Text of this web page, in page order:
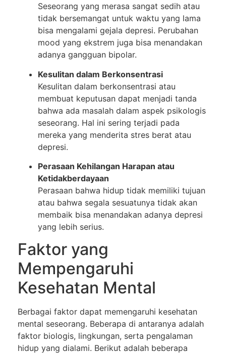
Seseorang yang merasa sangat sedih atau
tidak bersemangat untuk waktu yang lama
bisa mengalami gejala depresi. Perubahan
mood yang ekstrem juga bisa menandakan
adanya gangguan bipolar.
Kesulitan dalam Berkonsentrasi
Kesulitan dalam berkonsentrasi atau
membuat keputusan dapat menjadi tanda
bahwa ada masalah dalam aspek psikologis
seseorang. Hal ini sering terjadi pada
mereka yang menderita stres berat atau
depresi.
Perasaan Kehilangan Harapan atau
Ketidakberdayaan
Perasaan bahwa hidup tidak memiliki tujuan
atau bahwa segala sesuatunya tidak akan
membaik bisa menandakan adanya depresi
yang lebih serius.
Faktor yang
Mempengaruhi
Kesehatan Mental
Berbagai faktor dapat memengaruhi kesehatan
mental seseorang. Beberapa di antaranya adalah
faktor biologis, lingkungan, serta pengalaman
hidup yang dialami. Berikut adalah beberapa